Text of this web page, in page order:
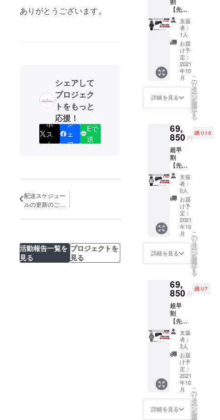
ありがとうございます。
シェアして
プロジェク
トをもっと
応援！
ポ
ス
ト
シ
ェ
ア
Eで
送
配送スケジュー
ルの更新のご報
活動報告一覧を
見る
プロジェクトを
見る
にご支援い
ただけるこ
とが、私た
ちの何より
の励みで
バック
ルスタ
イル：
Ultrahe
xチタン
コー
ティン
グと微
調整穴
付きス
テンレ
ス鋼 ----
-----------
【￥
16,800
】(税込)
↓↓↓
【￥3,2
60OFF!!
!】
↓↓↓ オ
プショ
【￥13,
540】
(消費
税・送
料込み)
-----------
【先着
10名様
限定】
カーボ
ン ブ
ラック
Resolut
Watch
（シリ
アルナ
ンバー
付）×１
れ、汚
れに強
いオリ
ジナル
ケース
×1 -------
---------
一般販
売予定
価格
【￥
93,000
】(税込)
↓↓↓
【￥23,
150円
【早
割】
【￥69,
850】
(消費
税・送
料込み)
-----------
-----
支援
者：
1人
お届
け予
定：
2021
年10
月
詳細を見る
こ
の
リ
タ
ー
ン
を
選
択
す
る
69,
850 円
残り10
超早
割
【先着
10名様
限定】
アルパ
イン ホ
ワイト
Resolut
Watch
（シリ
アルナ
ンバー
付）×１
れ、汚
れに強
いオリ
ジナル
ケース
×1 -------
---------
一般販
売予定
価格
【￥
93,000
】(税込)
↓↓↓
【￥23,
150OFF
支援
者：
0人
お届
け予
定：
2021
年10
月
詳細を見る
こ
の
リ
タ
ー
ン
を
選
択
す
る
69,
850 円
残り7
超早
割
【先着
10名様
限定】
アー
ティッ
ク グ
レー ・
Resolut
Watch
（シリ
アルナ
ンバー
支援
者：
3人
お届
け予
定：
2021
年10
月
詳細を見る
こ
の
リ
タ
ー
ン
を
選